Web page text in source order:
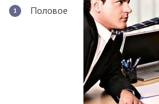
Половое